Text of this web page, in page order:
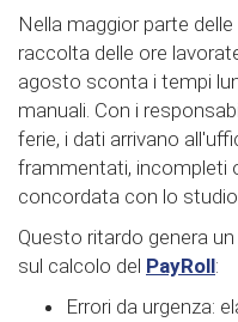
Nella maggior parte
raccolta delle ore
agosto sconta i tempi
manuali. Con i
ferie, i dati arrivano
frammentati, incompleti
concordata con lo
Questo ritardo genera
sul calcolo del PayRoll:
Errori da urgenza: